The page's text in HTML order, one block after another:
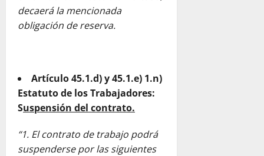
decaerá la mencionada
obligación de reserva.
Artículo 45.1.d) y 45.1.e) 1.n)
Estatuto de los Trabajadores:
Suspensión del contrato.
“1. El contrato de trabajo podrá
suspenderse por las siguientes